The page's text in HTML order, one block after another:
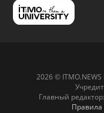
2026 ©
Главный
Правила